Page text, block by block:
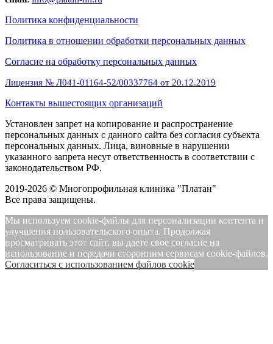
Политика конфиденциальности
Политика в отношении обработки персональных данных
Cогласие на обработку персональных данных
Лицензия № Л041-01164-52/00337764 от 20.12.2019
Контакты вышестоящих организаций
Установлен запрет на копирование и распространение
персональных данных с данного сайта без согласия субъекта
персональных данных. Лица, виновные в нарушении
указанного запрета несут ответственность в соответствии с
законодательством РФ.
2019-2026 © Многопрофильная клиника "Платан"
Все права защищены.
Мы используем cookie-файлы для персонализации контента и
улучшения пользовательского опыта. Продолжая
просматривать этот сайт, вы даете свое согласие на
использование и передачи сторонним сервисам cookie-файлов.
Cогласиться с использованием файлов cookie